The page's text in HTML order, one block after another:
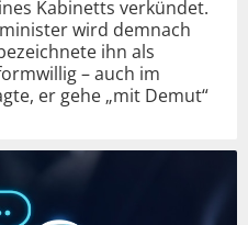
Kabinetts verkündet.
wird demnach
ihn als
– auch im
er gehe „mit Demut“